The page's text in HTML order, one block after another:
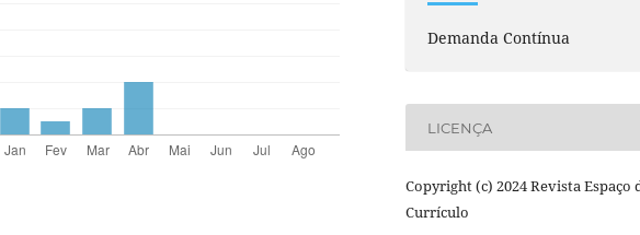
Demanda Contínua
LICENÇA
Copyright (c) 2024 Revista Espaço
Currículo